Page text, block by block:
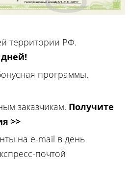
территории РФ.
дней!
программы.
заказчикам. Получите
>>
на e-mail в день
почтой